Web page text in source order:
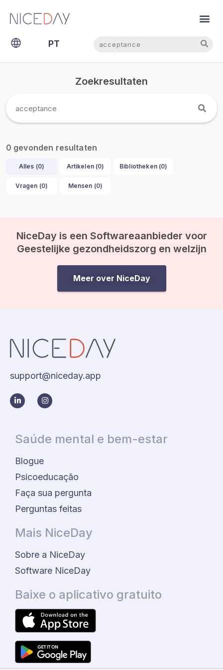
PT
EN
Zoekresultaten
0 gevonden resultaten
Alles (0) Artikelen (0) Bibliotheken (0)
Vragen (0) Mensen (0)
NiceDay is een Softwareaanbieder voor
Geestelijke gezondheidszorg en welzijn
Meer over NiceDay
support@niceday.app
Saúde mental e bem-estar
Blogue
Psicoeducação
Faça sua pergunta
Perguntas feitas
Mais NiceDay
Sobre a NiceDay
Software NiceDay
Baixe o aplicativo gratuito